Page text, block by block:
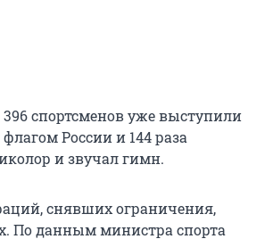
396 спортсменов уже выступили
России и 144 раза
и звучал гимн.
снявших ограничения,
По данным министра спорта